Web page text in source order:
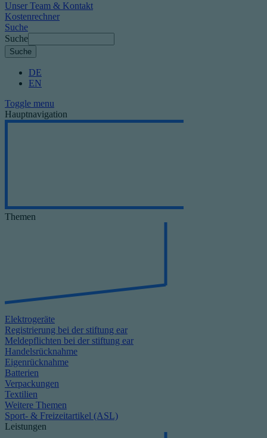
Unser Team & Kontakt
Kostenrechner
Suche
Suche
DE
EN
Toggle menu
Hauptnavigation
Themen
Elektrogeräte
Registrierung bei der stiftung ear
Meldepflichten bei der stiftung ear
Handelsrücknahme
Eigenrücknahme
Batterien
Verpackungen
Textilien
Weitere Themen
Sport- & Freizeitartikel (ASL)
Leistungen